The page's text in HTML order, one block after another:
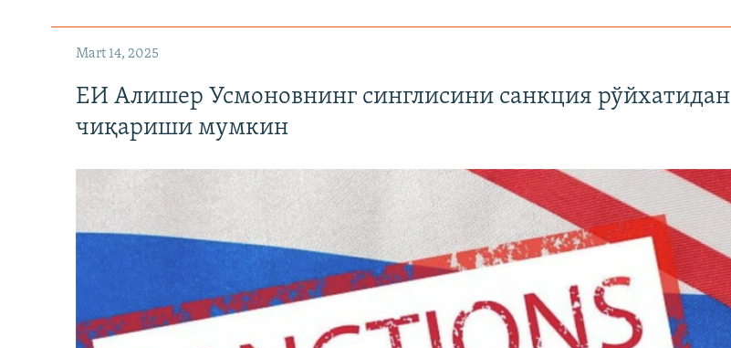
Mart 14, 2025
ЕИ Алишер Усмоновнинг синглисини санкция рўйхатидан
чиқариши мумкин